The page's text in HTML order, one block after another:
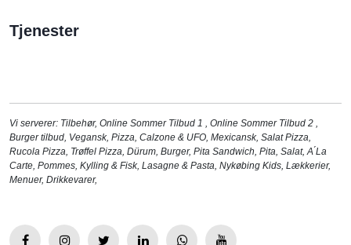
Tjenester
Vi serverer: Tilbehør, Online Sommer Tilbud 1 , Online Sommer Tilbud 2 ,
Burger tilbud, Vegansk, Pizza, Calzone & UFO, Mexicansk, Salat Pizza,
Rucola Pizza, Trøffel Pizza, Dürum, Burger, Pita Sandwich, Pita, Salat,A ́La
Carte, Pommes, Kylling & Fisk, Lasagne & Pasta, Nykøbing Kids, Lækkerier,
Menuer, Drikkevarer,